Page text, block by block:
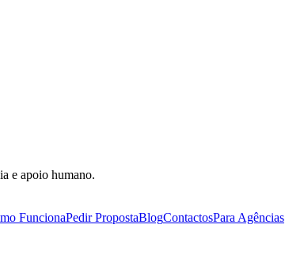
e apoio humano.
FuncionaPedir PropostaBlogContactosPara Agências